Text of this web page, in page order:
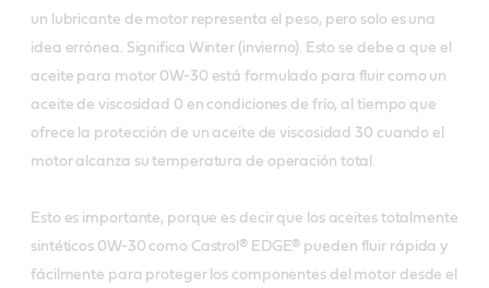
un lubricante de motor representa el peso, pero solo es una
idea errónea. Significa Winter (invierno). Esto se debe a que el
aceite para motor 0W-30 está formulado para fluir como un
aceite de viscosidad 0 en condiciones de frío, al tiempo que
ofrece la protección de un aceite de viscosidad 30 cuando el
motor alcanza su temperatura de operación total.
Esto es importante, porque es decir que los aceites totalmente
sintéticos 0W-30 como Castrol® EDGE® pueden fluir rápida y
fácilmente para proteger los componentes del motor desde el